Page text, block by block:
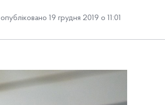
опубліковано 19 грудня 2019 о 11:01